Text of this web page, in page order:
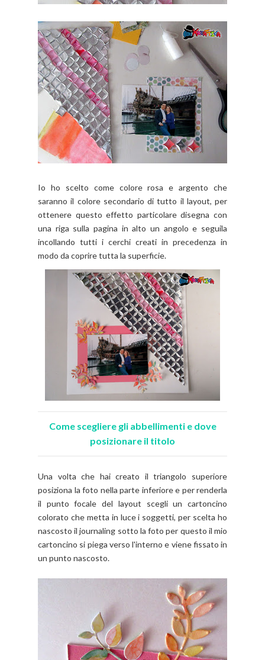
Io ho scelto come colore rosa e argento che
saranno il colore secondario di tutto il layout, per
ottenere questo effetto particolare disegna con
una riga sulla pagina in alto un angolo e seguila
incollando tutti i cerchi creati in precedenza in
modo da coprire tutta la superficie.
Come scegliere gli abbellimenti e dove
posizionare il titolo
Una volta che hai creato il triangolo superiore
posiziona la foto nella parte inferiore e per renderla
il punto focale del layout scegli un cartoncino
colorato che metta in luce i soggetti, per scelta ho
nascosto il journaling sotto la foto per questo il mio
cartoncino si piega verso l'interno e viene fissato in
un punto nascosto.